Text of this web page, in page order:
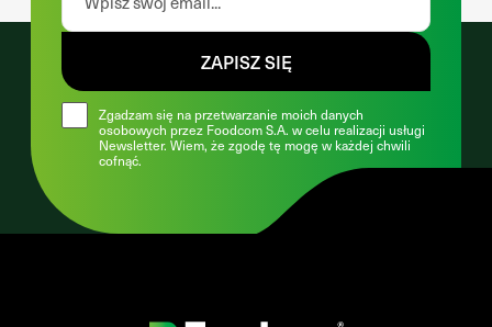
Zgadzam się na przetwarzanie moich danych
osobowych przez Foodcom S.A. w celu realizacji usługi
Newsletter. Wiem, że zgodę tę mogę w każdej chwili
cofnąć.
ZAPISZ SIĘ